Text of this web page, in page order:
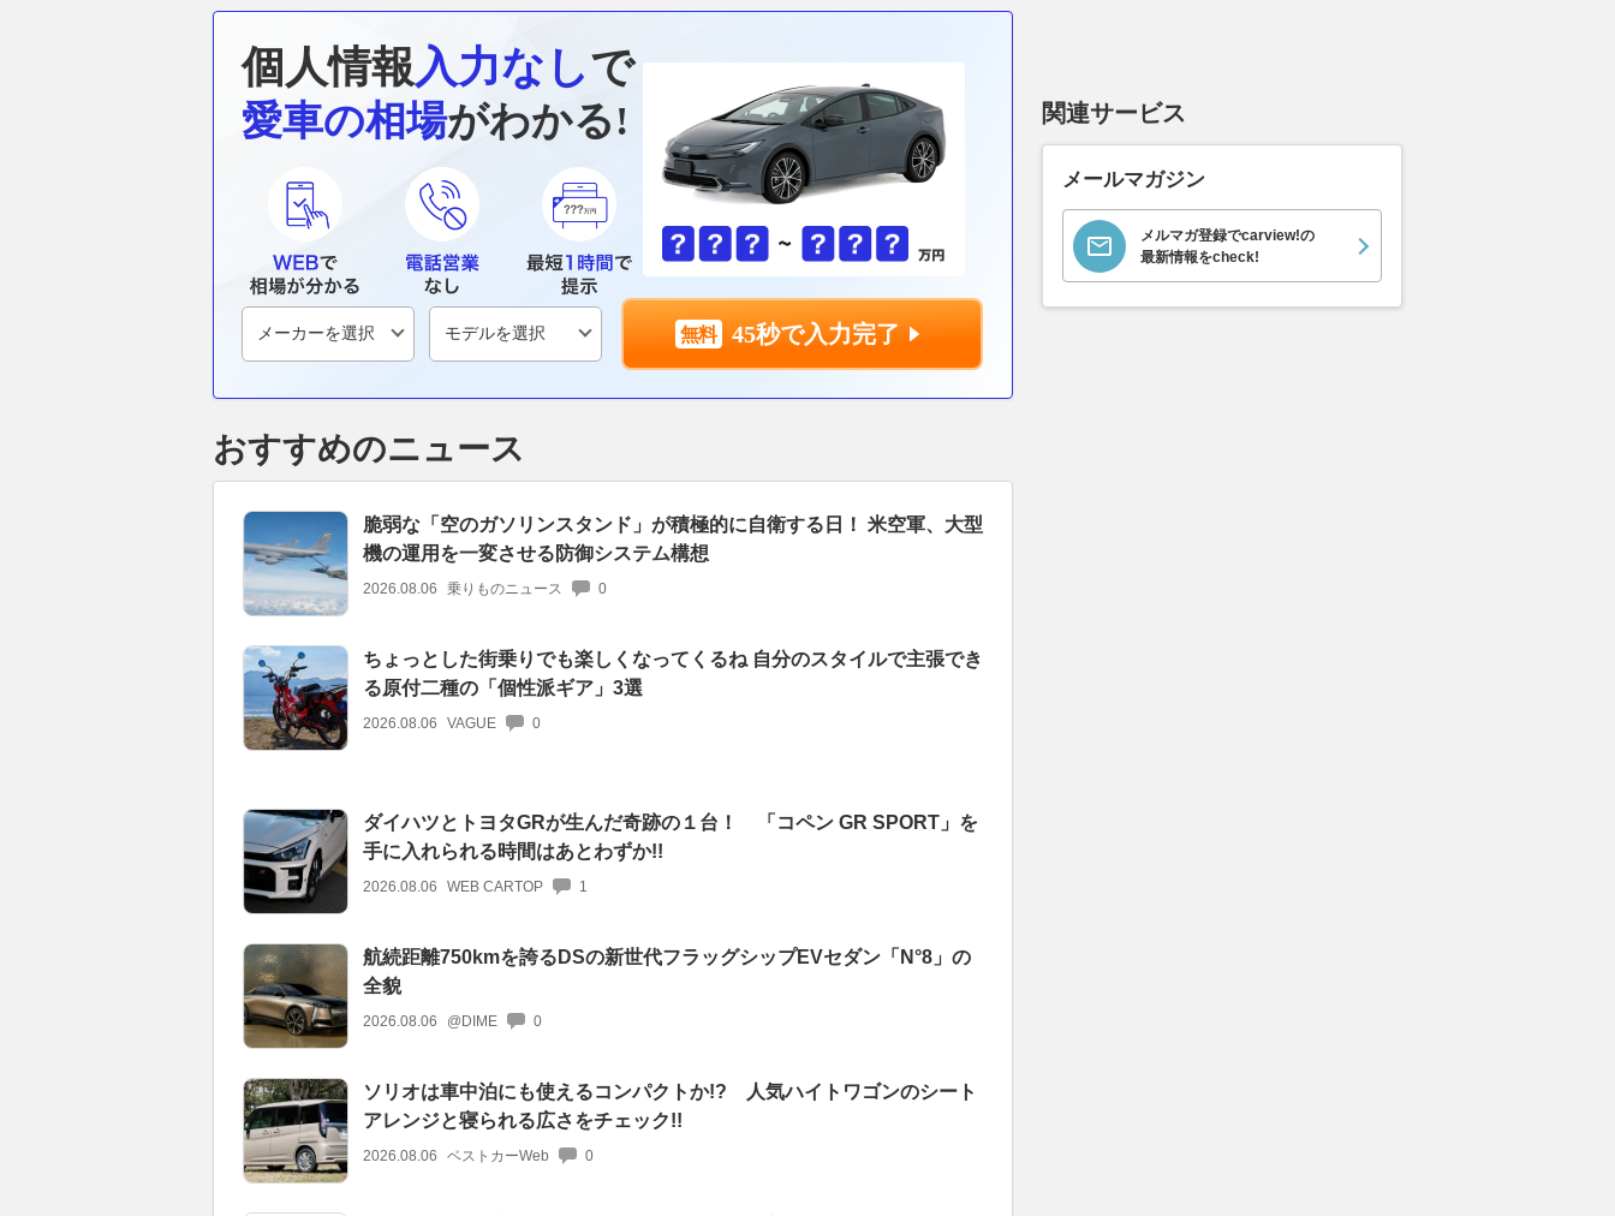
個人情報入力なしで
愛車の相場がわかる!
45秒で入力完了
おすすめのニュース
脆弱な「空のガソリンスタンド」が積極的に自衛する日！ 米空軍、大型
機の運用を一変させる防御システム構想
2026.08.06 乗りものニュース 0
ちょっとした街乗りでも楽しくなってくるね 自分のスタイルで主張でき
る原付二種の「個性派ギア」3選
2026.08.06 VAGUE 0
ダイハツとトヨタGRが生んだ奇跡の１台！ 「コペン GR SPORT」を
手に入れられる時間はあとわずか!!
2026.08.06 WEB CARTOP 1
航続距離750kmを誇るDSの新世代フラッグシップEVセダン「N°8」の
全貌
2026.08.06 @DIME 0
ソリオは車中泊にも使えるコンパクトか!? 人気ハイトワゴンのシート
アレンジと寝られる広さをチェック!!
2026.08.06 ベストカーWeb 0
関連サービス
メールマガジン
メルマガ登録でcarview!の
最新情報をcheck!